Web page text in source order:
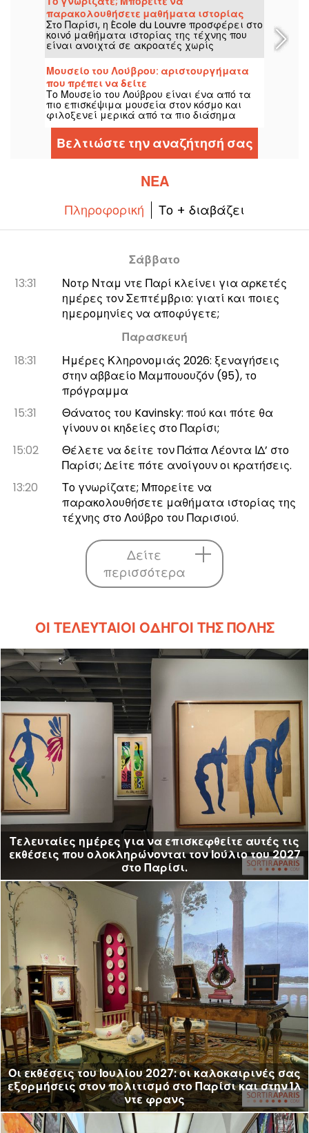
πρόγραμμα: μια έκθεση επί της βάρκας,
μια καθοδηγούμενη ξενάγηση στις
τοιχογραφίες ορατές από το νερό και μια
γνωριμία με τον κόσμο του στένσιλ του
καλλιτέχνη.
παρακολουθήσετε μαθήματα ιστορίας
της τέχνης στο Λούβρο του Παρισιού.
Στο Παρίσι, η École du Louvre προσφέρει στο
κοινό μαθήματα ιστορίας της τέχνης που
είναι ανοιχτά σε ακροατές χωρίς
εγγραφή, στο κέντρο του παλατιού του
Λούβρου κάθε χρόνο, από Σεπτέμβριο έως
Ιούνιο. Δωρεάν διαλέξεις επίσης
διοργανώνονται κατά καιρούς από το
μουσείο. Με αυτόν τον τρόπο γίνεσαι
αδιάσειστα γνώστης της ιστορίας της
τέχνης!
Μουσείο του Λούβρου: αριστουργήματα
που πρέπει να δείτε
Το Μουσείο του Λούβρου είναι ένα από τα
πιο επισκέψιμα μουσεία στον κόσμο και
φιλοξενεί μερικά από τα πιο διάσημα
έργα του κόσμου. Ακολουθούν τα αξιοθέατα
που πρέπει να δείτε στην επόμενη
επίσκεψή σας.
Βελτιώστε την αναζήτησή σας
ΝΈΑ
Πληροφορική Το + διαβάζει
Σάββατο
13:31
Νοτρ Νταμ ντε Παρί κλείνει για αρκετές
ημέρες τον Σεπτέμβριο: γιατί και ποιες
ημερομηνίες να αποφύγετε;
Παρασκευή
18:31
Ημέρες Κληρονομιάς 2026: ξεναγήσεις
στην αββαείο Μαμπουουζόν (95), το
πρόγραμμα
15:31
Θάνατος του Kavinsky: πού και πότε θα
γίνουν οι κηδείες στο Παρίσι;
15:02
Θέλετε να δείτε τον Πάπα Λέοντα ΙΔ’ στο
Παρίσι; Δείτε πότε ανοίγουν οι κρατήσεις.
13:20
Το γνωρίζατε; Μπορείτε να
παρακολουθήσετε μαθήματα ιστορίας της
τέχνης στο Λούβρο του Παρισιού.
Δείτε
περισσότερα
ΟΙ ΤΕΛΕΥΤΑΊΟΙ ΟΔΗΓΟΊ ΤΗΣ ΠΌΛΗΣ
Τελευταίες ημέρες για να επισκεφθείτε αυτές τις
εκθέσεις που ολοκληρώνονται τον Ιούλιο του 2027
στο Παρίσι.
Οι εκθέσεις του Ιουλίου 2027: οι καλοκαιρινές σας
εξορμήσεις στον πολιτισμό στο Παρίσι και στην Ίλ
ντε φρανς